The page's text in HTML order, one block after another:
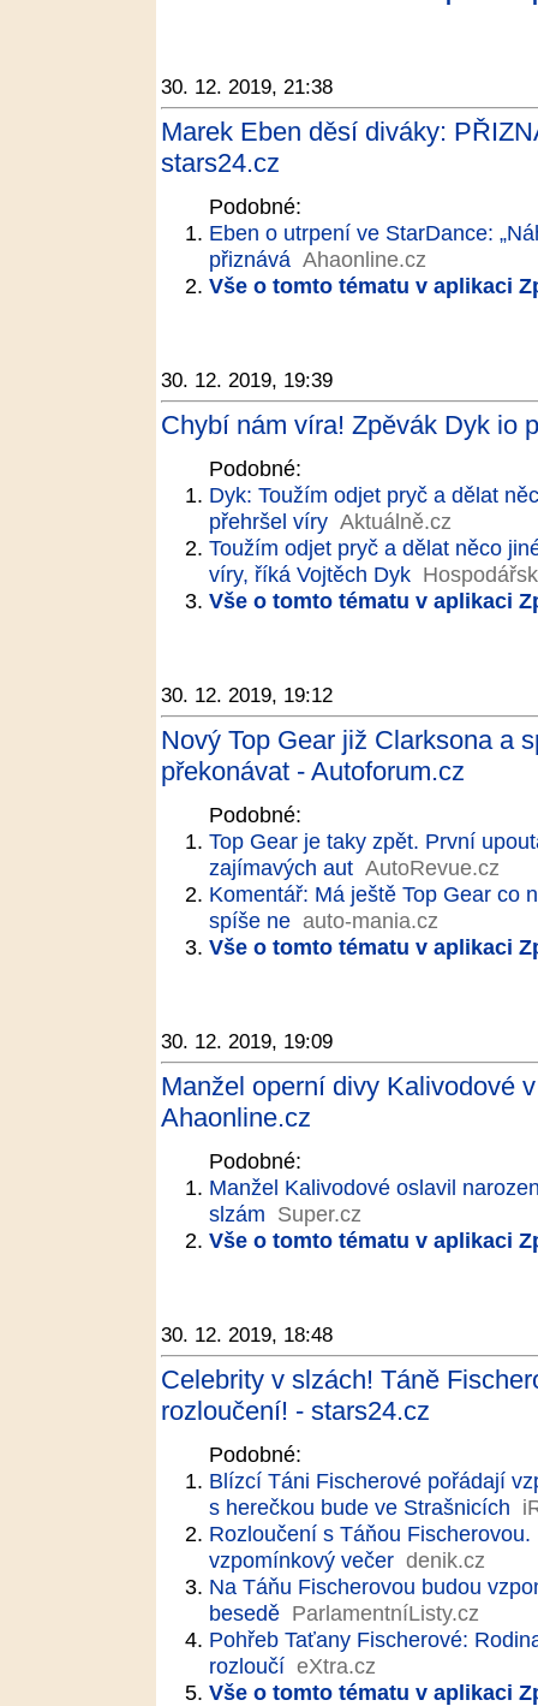
30. 12. 2019, 21:38
Marek Eben děsí diváky:
stars24.cz
Podobné:
Eben o utrpení ve StarDance:
přiznává Ahaonline.cz
Vše o tomto tématu v aplikaci
30. 12. 2019, 19:39
Chybí nám víra! Zpěvák Dyk io
Podobné:
Dyk: Toužím odjet pryč a dělat
přehršel víry Aktuálně.cz
Toužím odjet pryč a dělat něco
víry, říká Vojtěch Dyk
Vše o tomto tématu v aplikaci
30. 12. 2019, 19:12
Nový Top Gear již Clarksona a
překonávat - Autoforum.cz
Podobné:
Top Gear je taky zpět. První
zajímavých aut AutoRevue.cz
Komentář: Má ještě Top Gear co
spíše ne auto-mania.cz
Vše o tomto tématu v aplikaci
30. 12. 2019, 19:09
Manžel operní divy Kalivodové
Ahaonline.cz
Podobné:
Manžel Kalivodové oslavil
slzám Super.cz
Vše o tomto tématu v aplikaci
30. 12. 2019, 18:48
Celebrity v slzách! Táně
rozloučení! - stars24.cz
Podobné:
Blízcí Táni Fischerové pořádají
s herečkou bude ve Strašnicích
Rozloučení s Táňou
vzpomínkový večer denik.cz
Na Táňu Fischerovou budou
besedě ParlamentníListy.cz
Pohřeb Taťany Fischerové:
rozloučí eXtra.cz
Vše o tomto tématu v aplikaci